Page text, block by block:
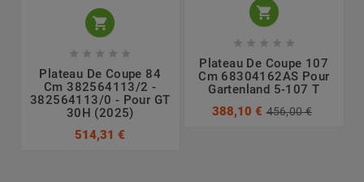

    
Plateau De Coupe 84
Cm 382564113/2 -
382564113/0 - Pour GT
30H (2025)
514,31 €

    
Plateau De Coupe 107
Cm 68304162AS Pour
Gartenland 5-107 T
388,10 € 456,00 €